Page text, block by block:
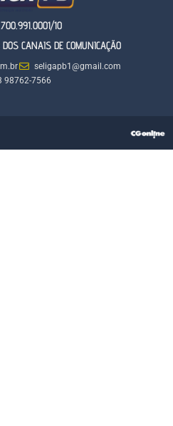
10
CANAIS DE COMUNICAÇÃO
seligapb1@gmail.com
98762-7566